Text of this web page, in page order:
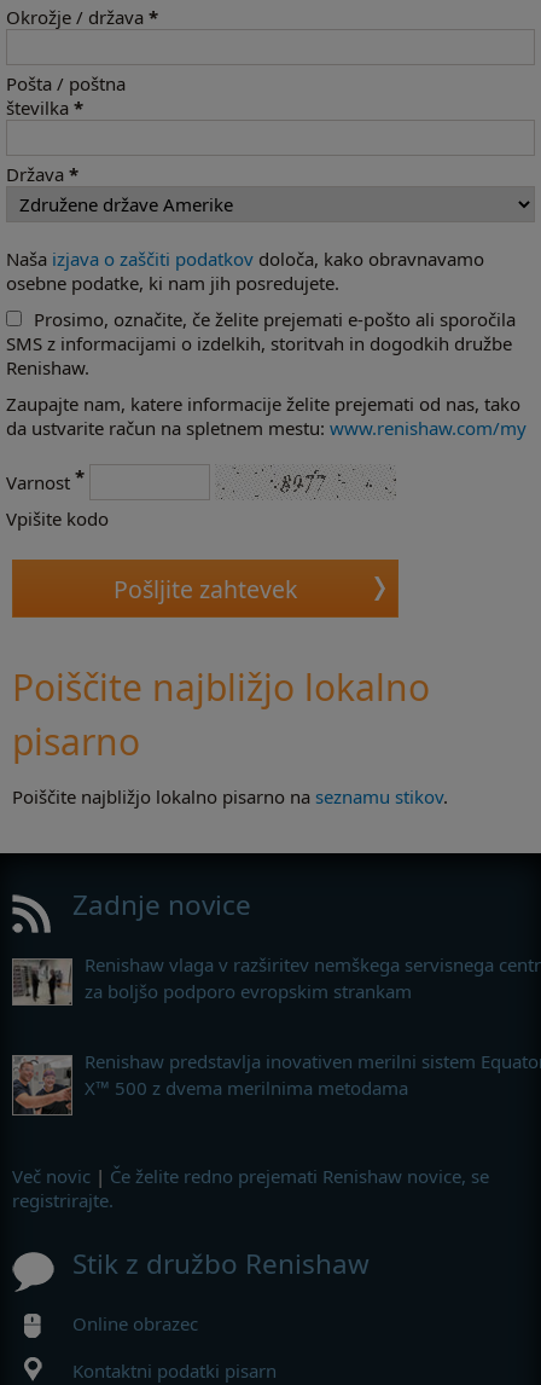
Okrožje / država *
Pošta / poštna
številka *
Država *
Naša izjava o zaščiti podatkov določa, kako obravnavamo
osebne podatke, ki nam jih posredujete.
Prosimo, označite, če želite prejemati e-pošto ali sporočila
SMS z informacijami o izdelkih, storitvah in dogodkih družbe
Renishaw.
Zaupajte nam, katere informacije želite prejemati od nas, tako
da ustvarite račun na spletnem mestu: www.renishaw.com/my
Varnost *
Vpišite kodo
Poiščite najbližjo lokalno
pisarno
Poiščite najbližjo lokalno pisarno na seznamu stikov.
Zadnje novice
Renishaw vlaga v razširitev nemškega servisnega
za boljšo podporo evropskim strankam
Renishaw predstavlja inovativen merilni sistem
X™ 500 z dvema merilnima metodama
Več novic | Če želite redno prejemati Renishaw novice, se
registrirajte.
Stik z družbo Renishaw
Online obrazec
Kontaktni podatki pisarn